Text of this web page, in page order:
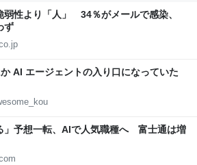
弱性より「人」 34％がメールで感染、
ず
AI エージェントの入り口になっていた
」予想一転、AIで人気職種へ 富士通は増